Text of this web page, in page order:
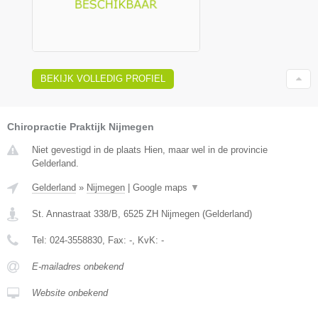
BEKIJK VOLLEDIG PROFIEL
Chiropractie Praktijk Nijmegen
Niet gevestigd in de plaats Hien, maar wel in de provincie
Gelderland.
Gelderland » Nijmegen Google maps ▼
St. Annastraat 338/B, 6525 ZH Nijmegen (Gelderland)
Tel: 024-3558830, Fax: -, KvK: -
E-mailadres onbekend
Website onbekend